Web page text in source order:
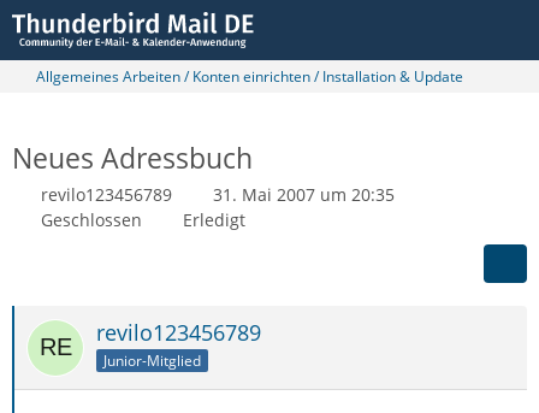
Allgemeines Arbeiten / Konten einrichten / Installation & Update
Neues Adressbuch
revilo123456789
31. Mai 2007 um 20:35
Geschlossen
Erledigt
revilo123456789
Junior-Mitglied